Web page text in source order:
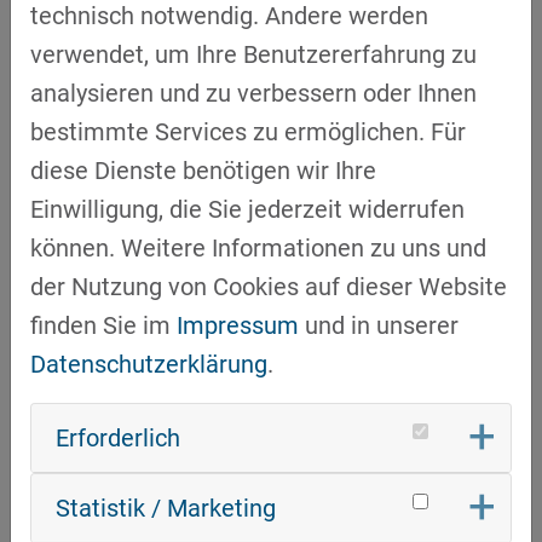
Hr. Christian Gallner (Werkleiter Webasto
Roof & Components SE) und Hr. Thomas
Decker geplant, um die Möglichkeiten einer
strategischen Zusammenarbeit auszuloten.
Daraufhin wurde im Sommer 2024 ein
gemeinsames Elektroqualifizierungskonzept
für die HV-Batterieproduktion erstellt. Im
Frühjahr 2025 startete dann das erste
Schulungsprojekt. Das Webasto Werk in
Transformation von einem Produktionswerk
für Dächer und Dachteile, hin zu einem
Technologiezentrum zur Batterieherstellung.
technisch notwendig. Andere werden
verwendet, um Ihre Benutzererfahrung zu
analysieren und zu verbessern oder Ihnen
bestimmte Services zu ermöglichen. Für
diese Dienste benötigen wir Ihre
Einwilligung, die Sie jederzeit widerrufen
können. Weitere Informationen zu uns und
der Nutzung von Cookies auf dieser Website
finden Sie im Impressum und in unserer
Datenschutzerklärung.
Erforderlich
Statistik / Marketing